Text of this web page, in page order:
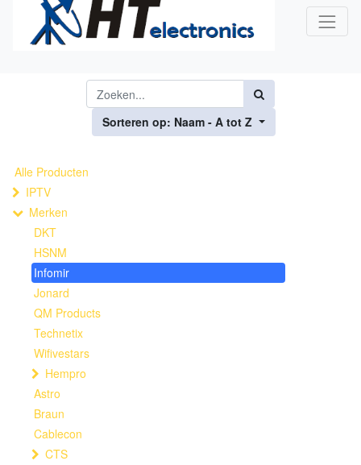
Sorteren op: Naam - A tot Z
Alle Producten
IPTV
Merken
DKT
HSNM
Infomir
Jonard
QM Products
Technetix
Wifivestars
Hempro
Astro
Braun
Cablecon
CTS